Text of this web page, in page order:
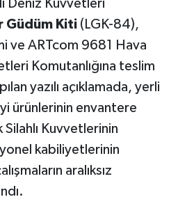
Deniz Kuvvetleri
Güdüm Kiti (LGK-84),
ve ARTcom 9681 Hava
Komutanlığına teslim
yazılı açıklamada, yerli
ürünlerinin envantere
Silahlı Kuvvetlerinin
kabiliyetlerinin
aralıksız